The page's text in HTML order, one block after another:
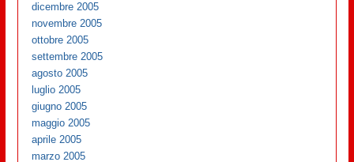
dicembre 2005
novembre 2005
ottobre 2005
settembre 2005
agosto 2005
luglio 2005
giugno 2005
maggio 2005
aprile 2005
marzo 2005